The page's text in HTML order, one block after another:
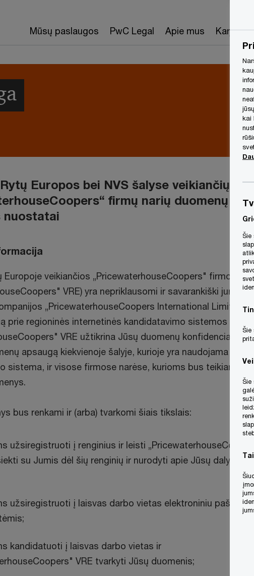
Mūsų paslaugos PwC Legal Apie mus Karjera
Europos bei NVS šalyse veikiančių
firmų narių duomenų
nuostatai
Europoje veikiančios „PricewaterhouseCoopers" firmos
VRE) yra nepriklausomi ir savarankiški juridiniai
„PricewaterhouseCoopers International Limited"
prie regioninės internetinės kandidatavimo sistemos tinklo.
VRE užtikrina Jūsų duomenų konfidencialumą
apsaugą kiekvienoje šalyje, kurioje yra naudojama ši
sistema, ir visose firmose narėse, kurioms bus teikiami
bus renkami ir (arba) tvarkomi šiais tikslais:
užsiregistruoti į renginius ir leisti
su Jumis dėl šių renginių ir nurodyti apie Jūsų
užsiregistruoti į laisvas darbo vietas elektroniniu paštu ir
kandidatuoti į laisvas darbo vietas ir
VRE tvarkyti Jūsų duomenis;
kai
Šie
Šie
Šie